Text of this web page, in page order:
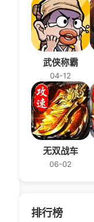
武侠称霸
04-12
无双战车
06-02
排行榜